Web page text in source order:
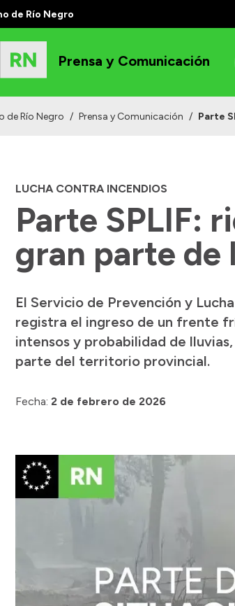
de Río Negro
Prensa y Comunicación
de Río Negro / Prensa y Comunicación / Parte
LUCHA CONTRA INCENDIOS
Parte SPLIF:
gran parte de
El Servicio de Prevención y
registra el ingreso de un frente
intensos y probabilidad de
parte del territorio provincial.
Fecha: 2 de febrero de 2026